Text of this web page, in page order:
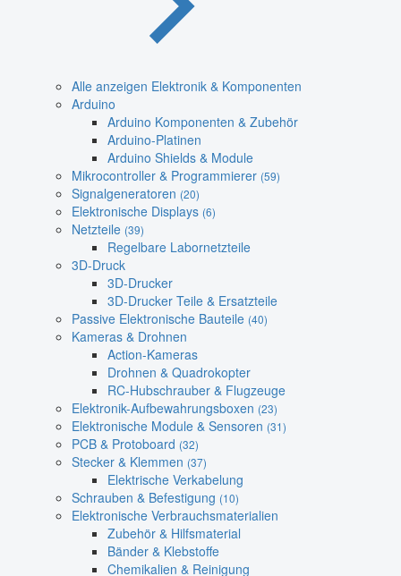
Alle anzeigen Elektronik & Komponenten
Arduino
Arduino Komponenten & Zubehör
Arduino-Platinen
Arduino Shields & Module
Mikrocontroller & Programmierer (59)
Signalgeneratoren (20)
Elektronische Displays (6)
Netzteile (39)
Regelbare Labornetzteile
3D-Druck
3D-Drucker
3D-Drucker Teile & Ersatzteile
Passive Elektronische Bauteile (40)
Kameras & Drohnen
Action-Kameras
Drohnen & Quadrokopter
RC-Hubschrauber & Flugzeuge
Elektronik-Aufbewahrungsboxen (23)
Elektronische Module & Sensoren (31)
PCB & Protoboard (32)
Stecker & Klemmen (37)
Elektrische Verkabelung
Schrauben & Befestigung (10)
Elektronische Verbrauchsmaterialien
Zubehör & Hilfsmaterial
Bänder & Klebstoffe
Chemikalien & Reinigung